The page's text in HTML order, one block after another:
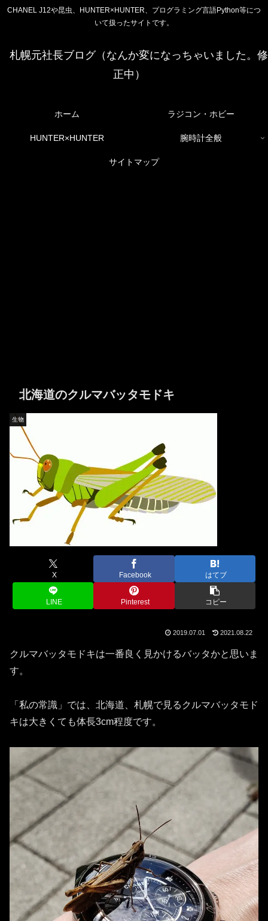
CHANEL J12や昆虫、HUNTER×HUNTER、プログラミング言語Python等につ
いて扱ったサイトです。
札幌元社長ブログ（なんか変になっちゃいました。修
正中）
ホーム ラジコン・ホビー
HUNTER×HUNTER 腕時計全般
サイトマップ
北海道のクルマバッタモドキ
生物
X Facebook はてブ
LINE Pinterest コピー
2019.07.01 2021.08.22
クルマバッタモドキは一番良く見かけるバッタかと思いま
す。
「私の常識」では、北海道、札幌で見るクルマバッタモド
キは大きくても体長3cm程度です。